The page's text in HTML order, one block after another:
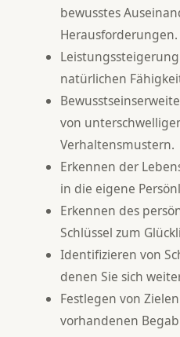
bewusstes
Herausforderungen.
natürlichen
von
Verhaltensmustern.
Erkennen der
in die eigene
Erkennen des
Schlüssel zum
Identifizieren von
denen Sie sich
Festlegen von
vorhandenen